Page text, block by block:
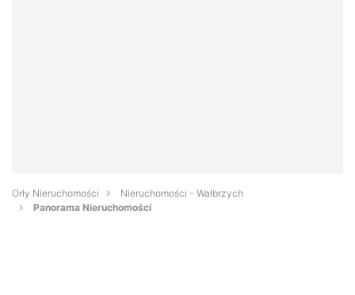
Orły Nieruchomości
Nieruchomości - Wałbrzych
Panorama Nieruchomości